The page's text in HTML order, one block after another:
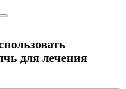
для лечения